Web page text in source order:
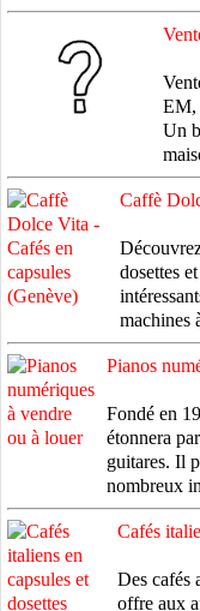
EM,
Un
Caffè
dosettes
machines
Pianos
Fondé en
étonnera
guitares. Il
nombreux
Cafés
Des cafés
offre aux